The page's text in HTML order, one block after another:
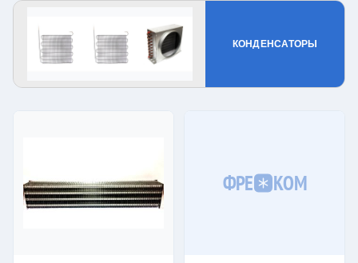
КОНДЕНСАТОРЫ
ФРЕ КОМ